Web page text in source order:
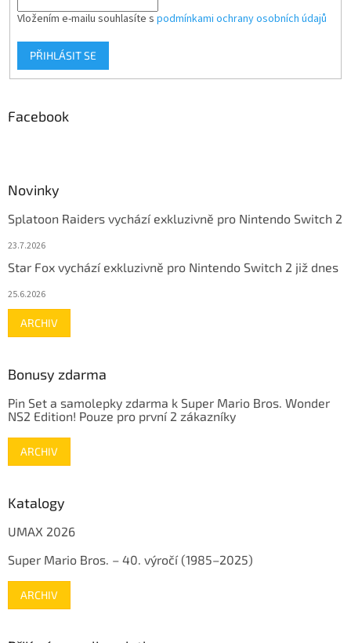
Vložením e-mailu souhlasíte s podmínkami ochrany osobních údajů
PŘIHLÁSIT SE
Facebook
Novinky
Splatoon Raiders vychází exkluzivně pro Nintendo Switch 2
23.7.2026
Star Fox vychází exkluzivně pro Nintendo Switch 2 již dnes
25.6.2026
ARCHIV
Bonusy zdarma
Pin Set a samolepky zdarma k Super Mario Bros. Wonder
NS2 Edition! Pouze pro první 2 zákazníky
ARCHIV
Katalogy
UMAX 2026
Super Mario Bros. – 40. výročí (1985–2025)
ARCHIV